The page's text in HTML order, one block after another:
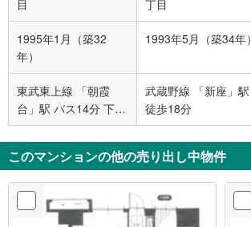
目 丁目
1995年1月（築32
年）
1993年5月（築34年）
東武東上線 「朝霞
台」駅 バス14分 下片
山 バス停下車 徒歩6
分
武蔵野線 「新座」駅
徒歩18分
このマンションの他の売り出し中物件